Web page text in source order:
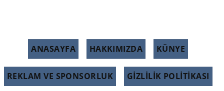
ANASAYFA HAKKIMIZDA KÜNYE
REKLAM VE SPONSORLUK GIZLILIK POLITIKASI